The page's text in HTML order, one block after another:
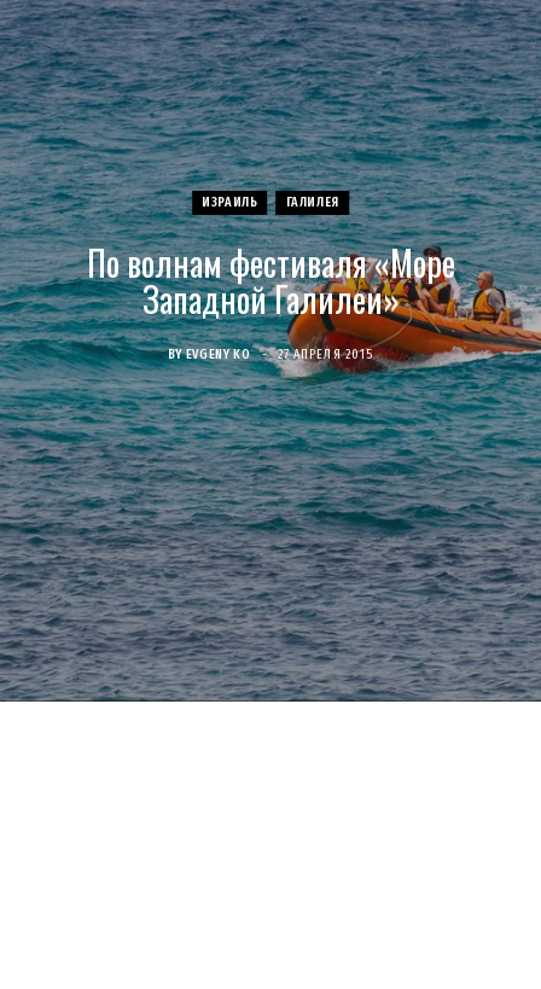
b
o
o
k
a
g
r
a
m
u
b
e
i
t
t
e
r
)
e
r
e
s
t
ИЗРАИЛЬ ГАЛИЛЕЯ
По волнам фестиваля «Море
Западной Галилеи»
BY EVGENY KO 27 АПРЕЛЯ 2015